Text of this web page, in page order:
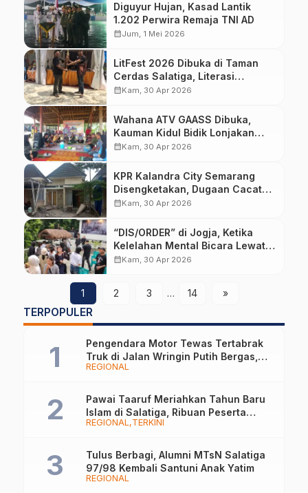
Diguyur Hujan, Kasad Lantik
1.202 Perwira Remaja TNI AD
calendar_monthJum, 1 Mei 2026
LitFest 2026 Dibuka di Taman
Cerdas Salatiga, Literasi
Dirayakan, Tantangan Minat
calendar_monthKam, 30 Apr 2026
Wahana ATV GAASS Dibuka,
Kauman Kidul Bidik Lonjakan
Wisata namun Hadapi Ujian
calendar_monthKam, 30 Apr 2026
KPR Kalandra City Semarang
Disengketakan, Dugaan Cacat
Jaminan Seret Bank BUMN,
calendar_monthKam, 30 Apr 2026
“DIS/ORDER” di Jogja, Ketika
Kelelahan Mental Bicara Lewat
Karya Seni
calendar_monthKam, 30 Apr 2026
1 2 3 … 14 »
TERPOPULER
REGIONAL
Pengendara Motor Tewas Tertabrak
Truk di Jalan Wringin Putih Bergas,
Begini Kronologinya
REGIONAL TERKINI
Pawai Taaruf Meriahkan Tahun Baru
Islam di Salatiga, Ribuan Peserta
Tampilkan Nuansa Religi dan Budaya
REGIONAL
Tulus Berbagi, Alumni MTsN Salatiga
97/98 Kembali Santuni Anak Yatim